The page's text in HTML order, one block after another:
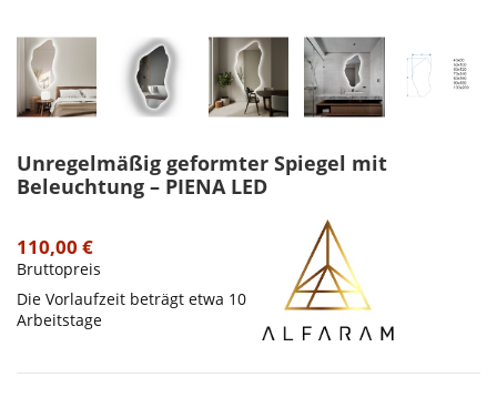
Unregelmäßig geformter Spiegel mit
Beleuchtung – PIENA LED
110,00 €
Bruttopreis
Die Vorlaufzeit beträgt etwa 10
Arbeitstage